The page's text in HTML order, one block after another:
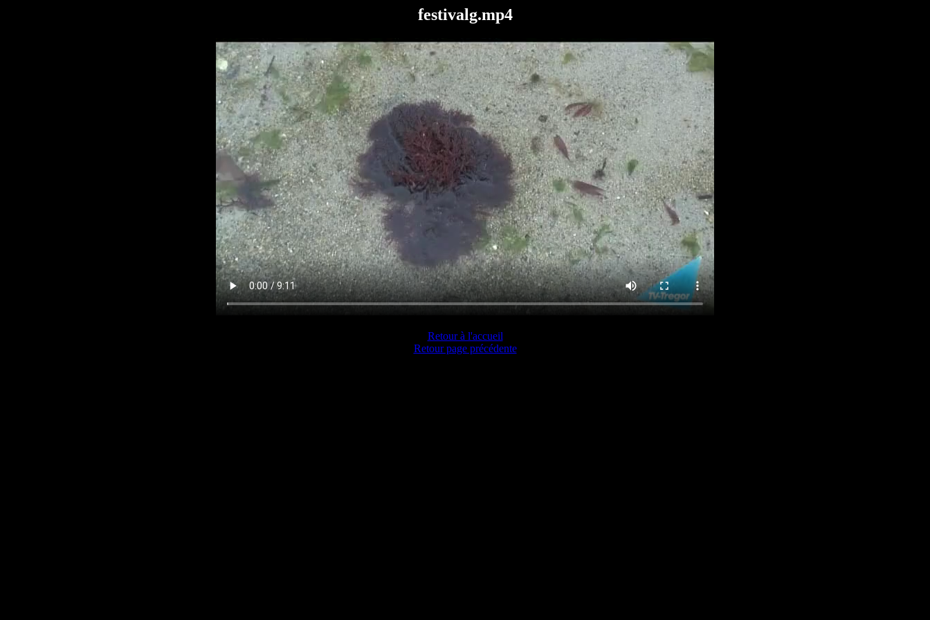
festivalg.mp4
Retour à l'accueil
Retour page précédente